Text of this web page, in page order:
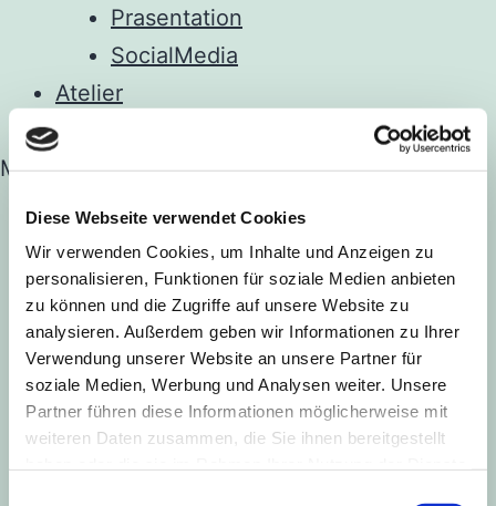
Diese Webseite verwendet Cookies
Wir verwenden Cookies, um Inhalte und Anzeigen zu
personalisieren, Funktionen für soziale Medien anbieten
zu können und die Zugriffe auf unsere Website zu
analysieren. Außerdem geben wir Informationen zu Ihrer
Verwendung unserer Website an unsere Partner für
soziale Medien, Werbung und Analysen weiter. Unsere
Partner führen diese Informationen möglicherweise mit
weiteren Daten zusammen, die Sie ihnen bereitgestellt
Prasentation
SocialMedia
Atelier
Kontakt
Menu
Startseite
Leistungen
Menü
öffnen
Logo
Web
Kampagne
Prasentation
SocialMedia
Atelier